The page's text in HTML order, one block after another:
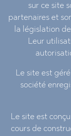
sur ce site
partenaires et
la législation
Leur
Le site est
société
Le site est
cours de